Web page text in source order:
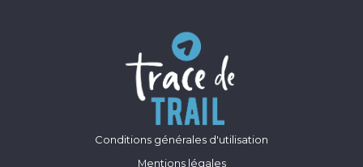
Conditions générales d'utilisation
Mentions légales